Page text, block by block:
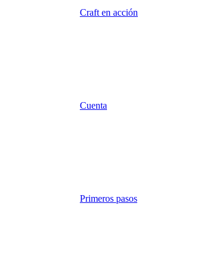
Craft en acción
Cuenta
Primeros pasos